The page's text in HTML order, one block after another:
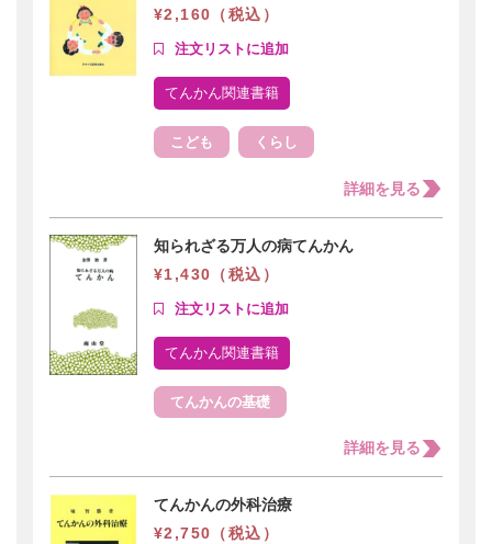
¥2,160（税込）
てんかん関連書籍
こども くらし
詳細を見る
知られざる万人の病てんかん
¥1,430（税込）
てんかん関連書籍
てんかんの基礎
詳細を見る
てんかんの外科治療
¥2,750（税込）